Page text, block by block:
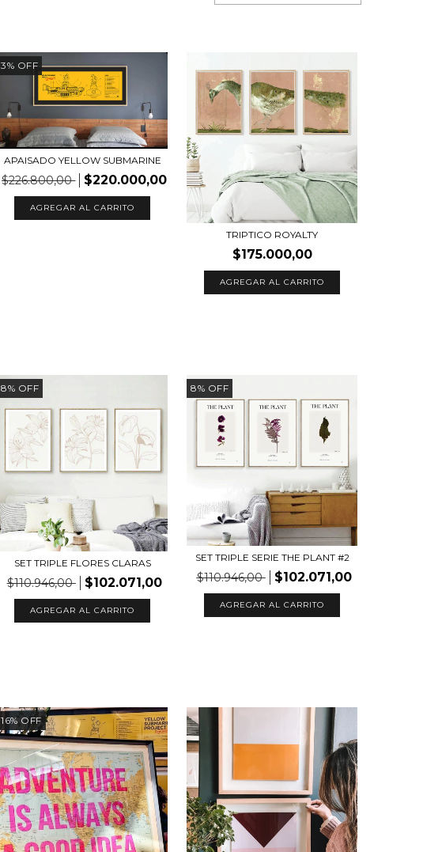
3% OFF
APAISADO YELLOW SUBMARINE
$226.800,00 $220.000,00
AGREGAR AL CARRITO
TRIPTICO ROYALTY
$175.000,00
AGREGAR AL CARRITO
8% OFF
SET TRIPLE FLORES CLARAS
$110.946,00 $102.071,00
AGREGAR AL CARRITO
8% OFF
SET TRIPLE SERIE THE PLANT #2
$110.946,00 $102.071,00
AGREGAR AL CARRITO
16% OFF